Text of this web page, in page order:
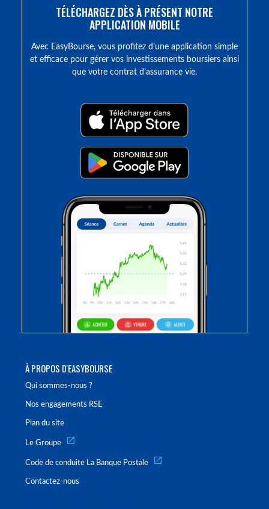
À PROPOS D'EASYBOURSE
Qui sommes-nous ?
Nos engagements RSE
Plan du site
Le Groupe
Code de conduite La Banque Postale
Contactez-nous
TÉLÉCHARGEZ DÈS À PRÉSENT NOTRE
APPLICATION MOBILE
Avec EasyBourse, vous profitez d’une application simple
et efficace pour gérer vos investissements boursiers ainsi
que votre contrat d’assurance vie.